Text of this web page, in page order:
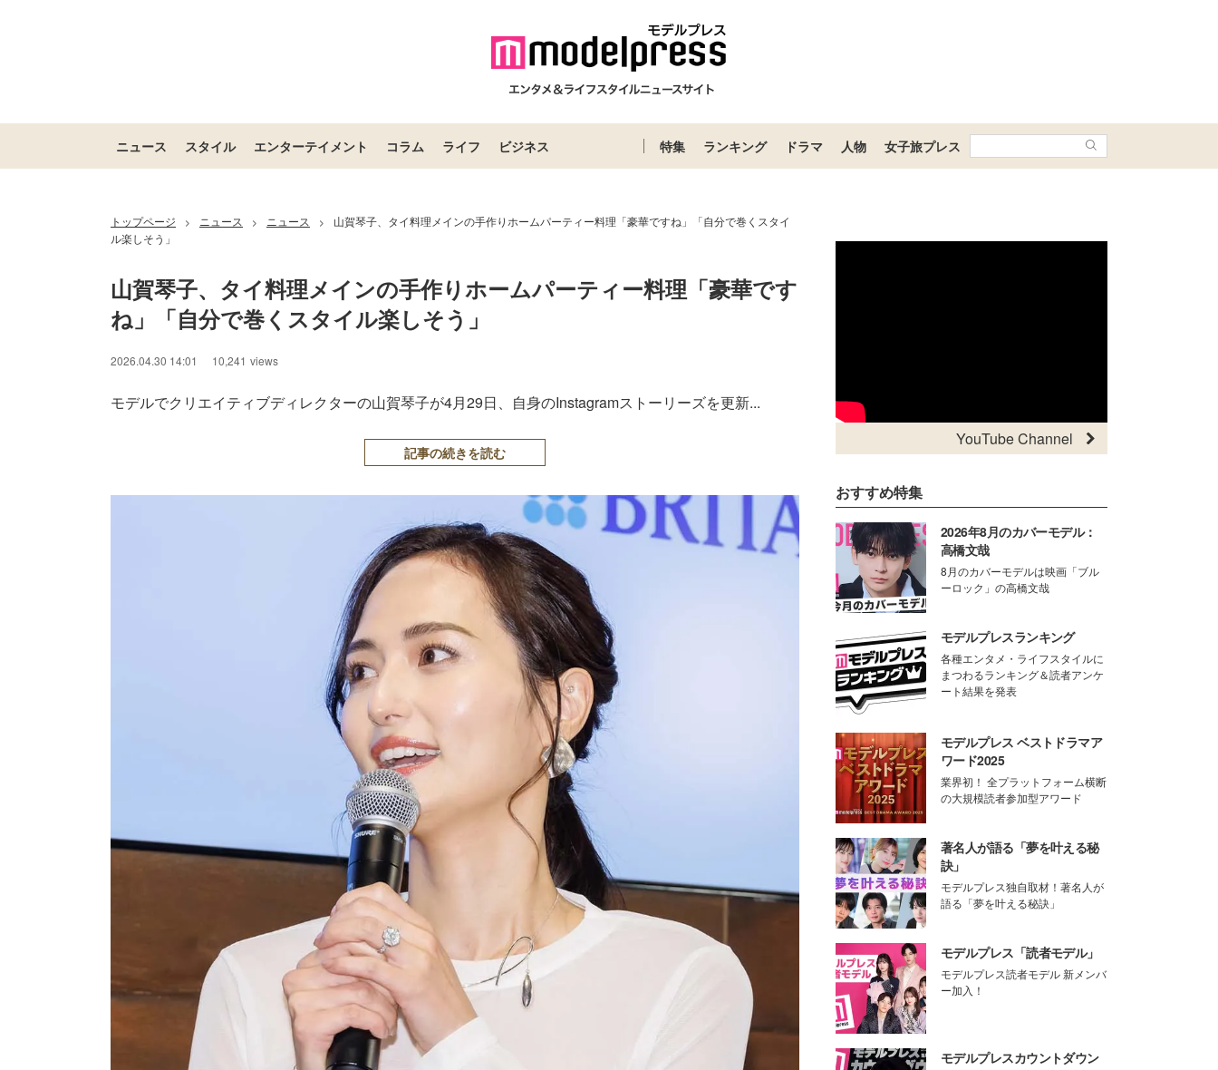
ニュース スタイル エンターテイメント コラム ライフ ビジネス 特集 ランキング ドラマ 人物 女子旅プレス
トップページ > ニュース > ニュース >
山賀琴子、タイ料理メインの手作りホームパーティー料理「豪華ですね」「自分で巻くスタイ
ル楽しそう」
山賀琴子、タイ料理メインの手作りホームパーティー料理「豪華です
ね」「自分で巻くスタイル楽しそう」
2026.04.30 14:01 10,241 views
モデルでクリエイティブディレクターの山賀琴子が4月29日、自身のInstagramストーリーズを更新...
記事の続きを読む
YouTube Channel
おすすめ特集
2026年8月のカバーモデル：
高橋文哉
8月のカバーモデルは映画「ブル
ーロック」の高橋文哉
モデルプレスランキング
各種エンタメ・ライフスタイルに
まつわるランキング＆読者アンケ
ート結果を発表
モデルプレス ベストドラマア
ワード2025
業界初！ 全プラットフォーム横断
の大規模読者参加型アワード
著名人が語る「夢を叶える秘
訣」
モデルプレス独自取材！著名人が
語る「夢を叶える秘訣」
モデルプレス「読者モデル」
モデルプレス読者モデル 新メンバ
ー加入！
モデルプレスカウントダウン